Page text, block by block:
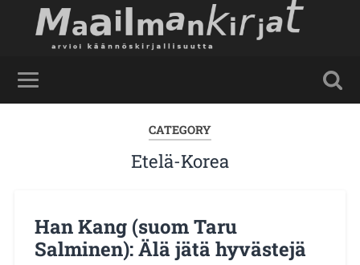
CATEGORY
Etelä-Korea
Han Kang (suom Taru
Salminen): Älä jätä hyvästejä